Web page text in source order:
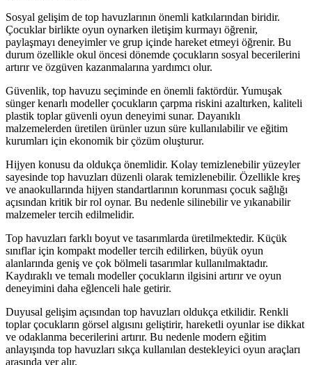
Sosyal gelişim de top havuzlarının önemli katkılarından biridir.
Çocuklar birlikte oyun oynarken iletişim kurmayı öğrenir,
paylaşmayı deneyimler ve grup içinde hareket etmeyi öğrenir. Bu
durum özellikle okul öncesi dönemde çocukların sosyal becerilerini
artırır ve özgüven kazanmalarına yardımcı olur.
Güvenlik, top havuzu seçiminde en önemli faktördür. Yumuşak
sünger kenarlı modeller çocukların çarpma riskini azaltırken, kaliteli
plastik toplar güvenli oyun deneyimi sunar. Dayanıklı
malzemelerden üretilen ürünler uzun süre kullanılabilir ve eğitim
kurumları için ekonomik bir çözüm oluşturur.
Hijyen konusu da oldukça önemlidir. Kolay temizlenebilir yüzeyler
sayesinde top havuzları düzenli olarak temizlenebilir. Özellikle kreş
ve anaokullarında hijyen standartlarının korunması çocuk sağlığı
açısından kritik bir rol oynar. Bu nedenle silinebilir ve yıkanabilir
malzemeler tercih edilmelidir.
Top havuzları farklı boyut ve tasarımlarda üretilmektedir. Küçük
sınıflar için kompakt modeller tercih edilirken, büyük oyun
alanlarında geniş ve çok bölmeli tasarımlar kullanılmaktadır.
Kaydıraklı ve temalı modeller çocukların ilgisini artırır ve oyun
deneyimini daha eğlenceli hale getirir.
Duyusal gelişim açısından top havuzları oldukça etkilidir. Renkli
toplar çocukların görsel algısını geliştirir, hareketli oyunlar ise dikkat
ve odaklanma becerilerini artırır. Bu nedenle modern eğitim
anlayışında top havuzları sıkça kullanılan destekleyici oyun araçları
arasında yer alır.